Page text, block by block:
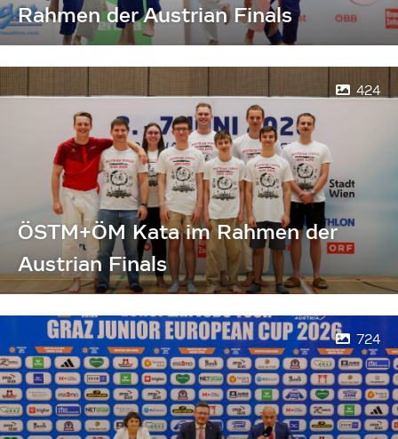
Rahmen der Austrian Finals
424
ÖSTM+ÖM Kata im Rahmen der
Austrian Finals
724